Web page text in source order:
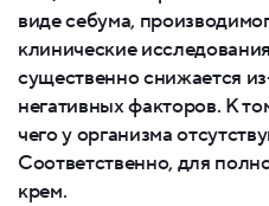
виде себума,
клинические
существенно снижается
негативных факторов. К
чего у организма
Соответственно, для
крем.